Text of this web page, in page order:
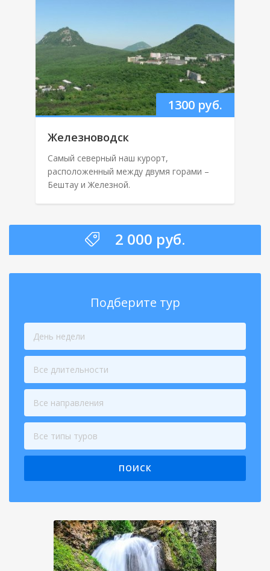
1300 руб.
Железноводск
Самый северный наш курорт,
расположенный между двумя горами –
Бештау и Железной.
2 000 руб.
Подберите тур
День недели
Все длительности
Все направления
Все типы туров
ПОИСК